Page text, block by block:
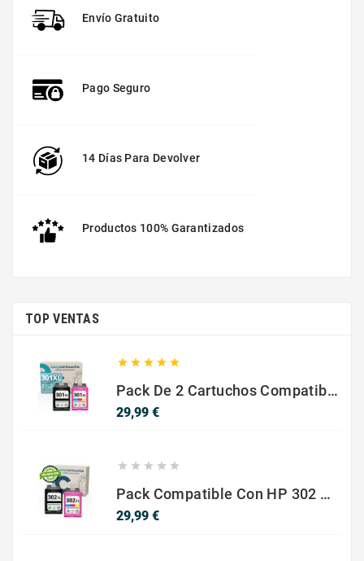
Envío Gratuito
Pago Seguro
14 Días Para Devolver
Productos 100% Garantizados
TOP VENTAS
    
Pack De 2 Cartuchos Compatibles Con HP 301 XL Negro Y Color
29,99 €Precio
    
Pack Compatible Con HP 302 XL Negro Y Color - SIN NIVEL DE TINTA
29,99 €Precio